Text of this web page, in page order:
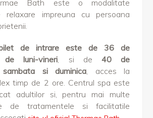
Bath este o modalitate
relaxare impreuna cu persoana
de intrare este de 36 de
de luni-vineri, si de 40 de
sambata si duminica, acces la
timp de 2 ore. Centrul spa este
adultilor si, pentru mai multe
de tratamentele si facilitatile